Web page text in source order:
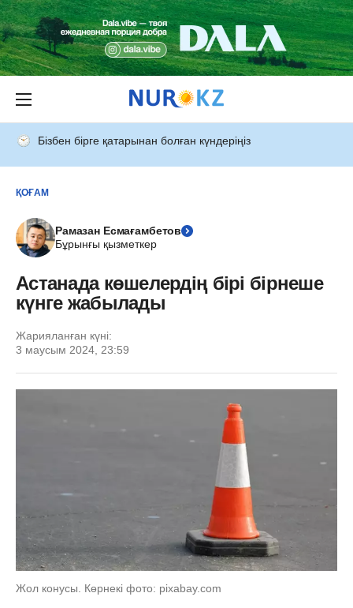
Бізбен бірге қатарынан болған күндеріңіз
ҚОҒАМ
Рамазан Есмағамбетов
Бұрынғы қызметкер
Астанада көшелердің бірі бірнеше
күнге жабылады
Жарияланған күні:
3 маусым 2024, 23:59
Жол конусы. Көрнекі фото: pixabay.com